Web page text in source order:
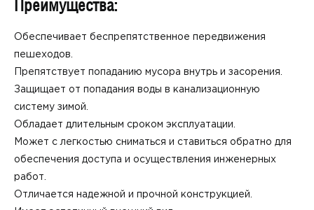
Преимущества:
Обеспечивает беспрепятственное передвижения
пешеходов.
Препятствует попаданию мусора внутрь и засорения.
Защищает от попадания воды в канализационную
систему зимой.
Обладает длительным сроком эксплуатации.
Может с легкостью сниматься и ставиться обратно для
обеспечения доступа и осуществления инженерных
работ.
Отличается надежной и прочной конструкцией.